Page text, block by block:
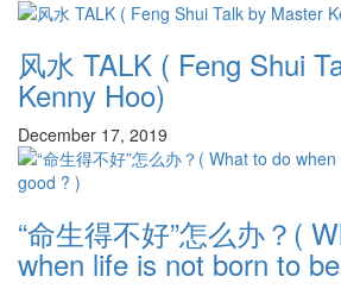
风水 TALK ( Feng Shui
Kenny Hoo)
December 17, 2019
“命生得不好”怎么办？(
when life is not born to